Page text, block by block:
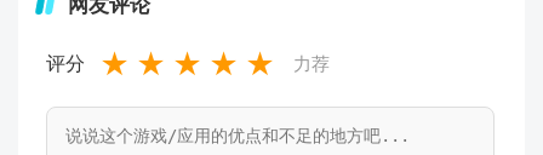
评分 ★ ★ ★ ★ ★ 力荐